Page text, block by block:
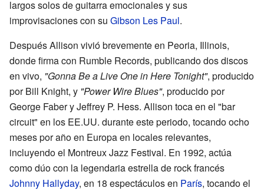
largos solos de guitarra emocionales y sus
improvisaciones con su Gibson Les Paul.
Después Allison vivió brevemente en Peoria, Illinois,
donde firma con Rumble Records, publicando dos discos
en vivo, "Gonna Be a Live One in Here Tonight", producido
por Bill Knight, y "Power Wire Blues", producido por
George Faber y Jeffrey P. Hess. Allison toca en el "bar
circuit" en los EE.UU. durante este periodo, tocando ocho
meses por año en Europa en locales relevantes,
incluyendo el Montreux Jazz Festival. En 1992, actúa
como dúo con la legendaria estrella de rock francés
Johnny Hallyday, en 18 espectáculos en París, tocando el